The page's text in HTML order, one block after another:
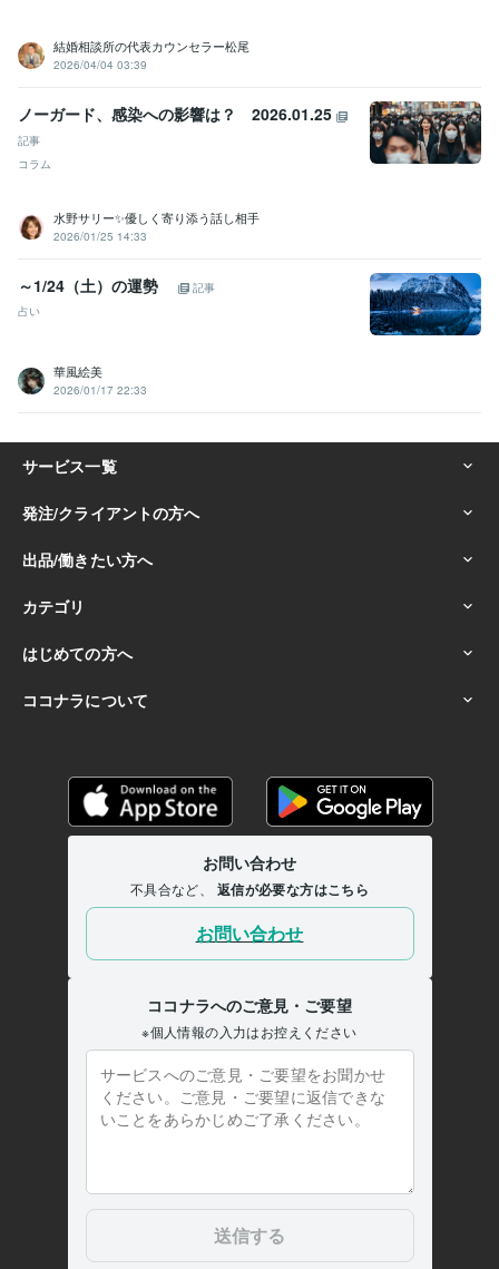
結婚相談所の代表カウンセラー松尾
2026/04/04 03:39
ノーガード、感染への影響は？ 2026.01.25
記事
コラム
水野サリー✨優しく寄り添う話し相手
2026/01/25 14:33
～1/24（土）の運勢
記事
占い
華風絵美
2026/01/17 22:33